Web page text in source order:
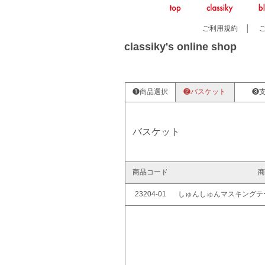
ご利用規約
classiky's online shop
❶商品選択 ❷バスケット ❸支
バスケット
商品コード
23204-01 しゅんしゅんマスキング